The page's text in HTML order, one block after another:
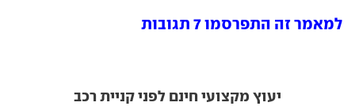
למאמר זה התפרסמו 7 תגובות
יעוץ מקצועי חינם לפני קניית רכב